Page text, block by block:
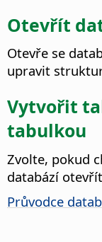
Otevřít
Otevře se
upravit
Vytvořit
tabulkou
Zvolte, pokud
databází otevřít
Průvodce